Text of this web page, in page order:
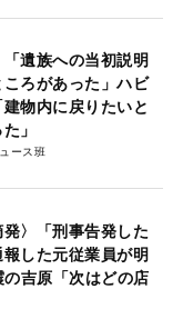
「遺族への当初説明
ろがあった」ハビ
物内に戻りたいと
」
ース班
発〉「刑事告発した
した元従業員が明
吉原「次はどの店